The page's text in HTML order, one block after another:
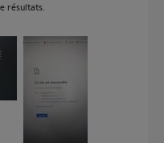
résultats.